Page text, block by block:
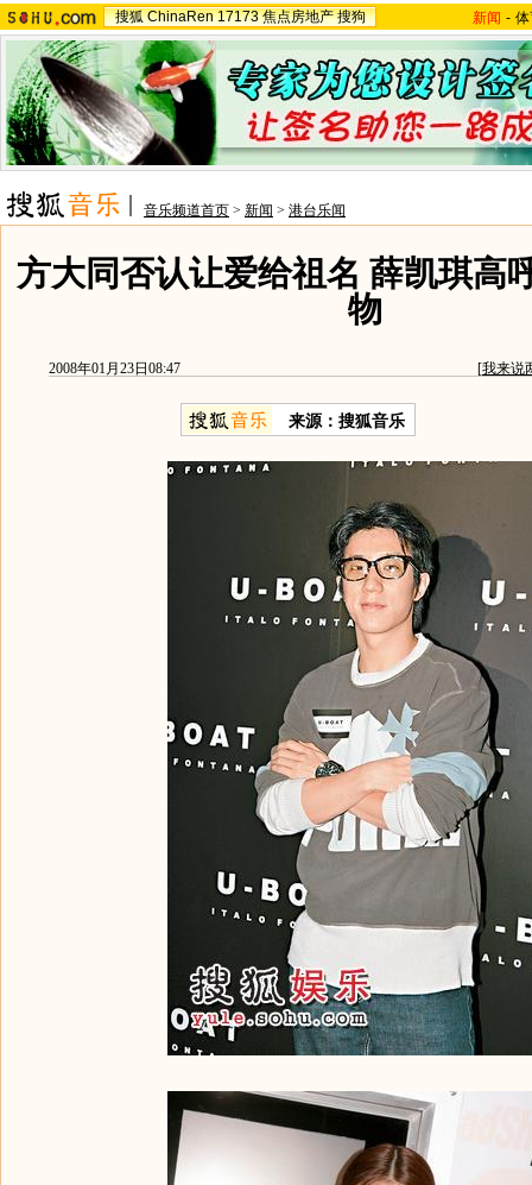
搜狐 ChinaRen 17173 焦点房地产 搜狗 新闻 -
音乐频道首页 > 新闻 > 港台乐闻
方大同否认让爱给祖名 薛凯琪高
物
2008年01月23日08:47 [我来说
来源：搜狐音乐